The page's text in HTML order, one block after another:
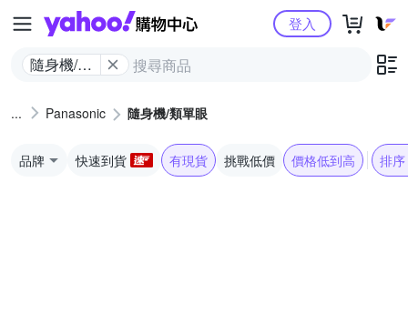
Yahoo購物中心
隨身機/類
登入
Panasonic 隨身機/類單眼
品牌 快速到貨 有現貨 挑戰低價 價格低到高 排序